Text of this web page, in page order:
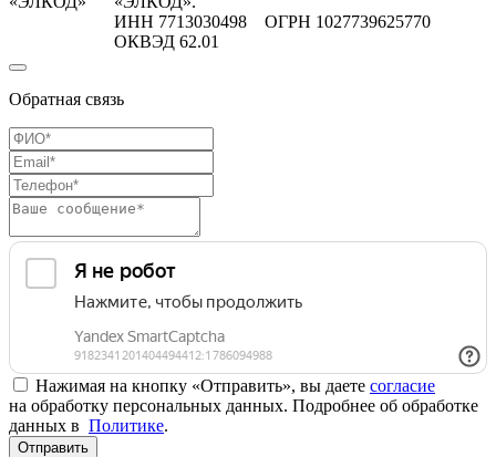
ИНН 7713030498 ОГРН 1027739625770
ОКВЭД 62.01
Обратная связь
Нажимая на кнопку «Отправить», вы даете согласие
на обработку персональных данных. Подробнее об обработке
данных в Политике.
Отправить